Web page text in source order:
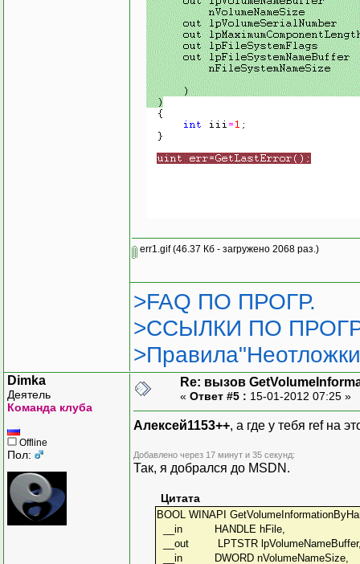
err1.gif(46.37 Кб - загружено 2068 раз.)
>FAQ ПО ПРОГР.
>ССЫЛКИ ПО
Dimka
Деятель
Команда клуба
Offline
Пол:
Re: вызов
« Ответ #5 : 15-01-2012 07:25 »
Алексей1153++, а где у тебя ref на
Добавлено через 17 минут и 35 секунд:
Так, я добрался до MSDN.
Цитата
BOOL WINAPI
__in HANDLE hFile,
__out LPTSTR
__in DWORD nVolumeNameSize,